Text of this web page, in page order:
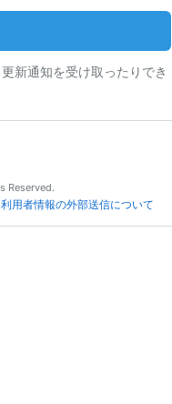
新通知を受け取ったりでき
Reserved.
利用者情報の外部送信について